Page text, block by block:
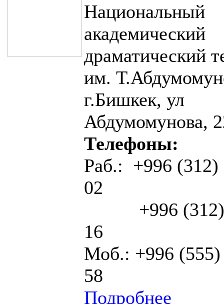
Национальный
академический
драматический
им.
г.Бишкек, ул
Абдумомунова,
Телефоны:
Раб.: +996 (312)
02
+996 (312)
16
Моб.: +996 (555)
58
Подробнее